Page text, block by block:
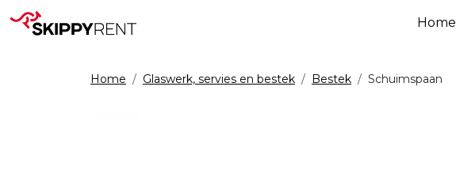
Home
Home Glaswerk, servies en bestek Bestek Schuimspaan